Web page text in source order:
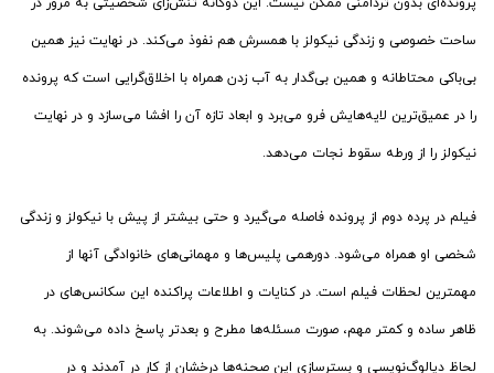
ساحت خصوصی و زندگی نیکولز با همسرش هم نفوذ می‌کند. در نهایت نیز همین
بی‌باکی محتاطانه و همین بی‌گدار به آب زدن همراه با اخلاق‌گرایی است که پرونده
را در عمیق‌ترین لایه‌هایش فرو می‌برد و ابعاد تازه آن را افشا می‌سازد و در نهایت
نیکولز را از ورطه سقوط نجات می‌دهد.
فیلم در پرده دوم از پرونده فاصله می‌گیرد و حتی بیشتر از پیش با نیکولز و زندگی
شخصی او همراه می‌شود. دورهمی پلیس‌ها و مهمانی‌های خانوادگی آنها از
مهمترین لحظات فیلم است. در کنایات و اطلاعات پراکنده این سکانس‌های در
ظاهر ساده و کمتر مهم، صورت مسئله‌ها مطرح و بعدتر پاسخ داده می‌شوند. به
لحاظ دیالوگ‌نویسی و بسترسازی این صحنه‌ها درخشان از کار در آمدند و در